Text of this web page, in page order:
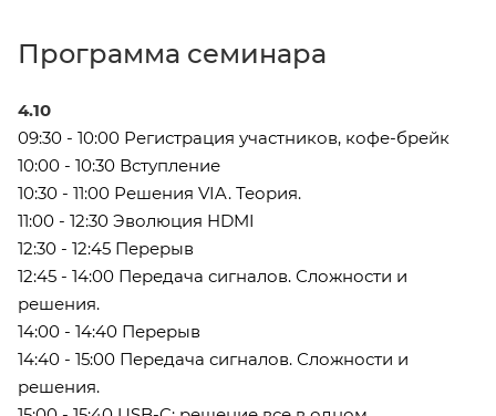
Программа семинара
4.10
09:30 - 10:00 Регистрация участников, кофе-брейк
10:00 - 10:30 Вступление
10:30 - 11:00 Решения VIA. Теория.
11:00 - 12:30 Эволюция HDMI
12:30 - 12:45 Перерыв
12:45 - 14:00 Передача сигналов. Сложности и
решения.
14:00 - 14:40 Перерыв
14:40 - 15:00 Передача сигналов. Сложности и
решения.